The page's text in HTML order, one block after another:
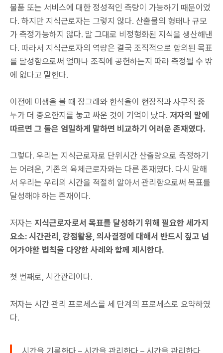
물품 또는 서비스에 대한 정성적인 측량이 가능하기 때문이었
다. 하지만 지식근로자는 그렇지 않다. 산출물의 형태나 규모
가 측정가능하지 않다. 말 그대로 비정형화된 지식을 생산해낸
다. 따라서 지식근로자의 역량은 결국 조직적으로 합의된 목표
를 달성함으로써 얼마나 조직에 공헌하는지 따라 측정될 수 밖
에 없다고 말한다.
이전에 미생을 볼 때 장그래와 한석율이 현장직과 사무직 중
누가 더 중요한지를 놓고 싸운 것이 기억이 났다. 저자의 말에
따르면 그 둘은 엄밀하게 말하면 비교하기 어려운 존재였다.
그렇다. 우리는 지식근로자로 단위시간 산출량으로 측정하기
는 어려운, 기존의 육체근로자와는 다른 존재였다. 다시 말해
서 우리는 우리의 시간을 적절히 알아서 관리함으로써 목표를
달성해야 하는 존재이다.
저자는 지식근로자로서 목표를 달성하기 위해 필요한 세가지
요소: 시간관리, 강점활용, 의사결정에 대해서 반드시 짚고 넘
어가야할 법칙을 다양한 사례와 함께 제시한다.
첫 번째로, 시간관리이다.
저자는 시간 관리 프로세스를 세 단계의 프로세스로 요약하였
다.